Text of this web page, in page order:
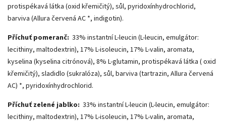
protispékavá látka (oxid křemičitý), sůl, pyridoxínhydrochlorid,
barviva (Allura červená AC *, indigotin).
Příchuť pomeranč: 33% instantní L-leucin (L-leucin, emulgátor:
lecithiny, maltodextrin), 17% L-isoleucin, 17% L-valin, aromata,
kyselina (kyselina citrónová), 8% L-glutamin, protispékavá látka ( oxid
křemičitý), sladidlo (sukralóza), sůl, barviva (tartrazin, Allura červená
AC) *, pyridoxínhydrochlorid.
Příchuť zelené jablko: 33% instantní L-leucin (L-leucin, emulgátor:
lecithiny, maltodextrin), 17% L-isoleucin, 17% L-valin, aromata,